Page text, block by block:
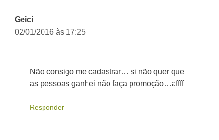
Geici
02/01/2016 às 17:25
Não consigo me cadastrar… si não quer que
as pessoas ganhei não faça promoção…affff
Responder